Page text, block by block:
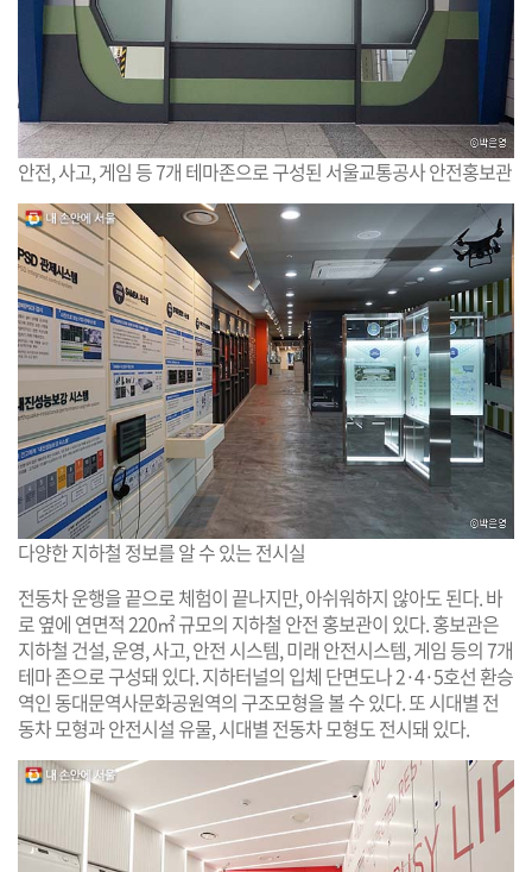
안전, 사고, 게임 등 7개 테마존으로 구성된 서울교통공사 안전홍보관
다양한 지하철 정보를 알 수 있는 전시실
전동차 운행을 끝으로 체험이 끝나지만, 아쉬워하지 않아도 된다. 바
로 옆에 연면적 220㎡ 규모의 지하철 안전 홍보관이 있다. 홍보관은
지하철 건설, 운영, 사고, 안전 시스템, 미래 안전시스템, 게임 등의 7개
테마 존으로 구성돼 있다. 지하터널의 입체 단면도나 2·4·5호선 환승
역인 동대문역사문화공원역의 구조모형을 볼 수 있다. 또 시대별 전
동차 모형과 안전시설 유물, 시대별 전동차 모형도 전시돼 있다.